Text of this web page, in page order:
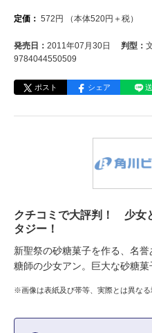
定価： 572 円 （本体520円＋税）
発売日： 2011年07月30日 判型：
9784044550509
ポスト シェア
クチコミで大評判！ 少女
タジー！
新聖祭の砂糖菓子を作る、名
糖師の少女アン。巨大な砂糖菓
※画像は表紙及び帯等、実際とは異なる